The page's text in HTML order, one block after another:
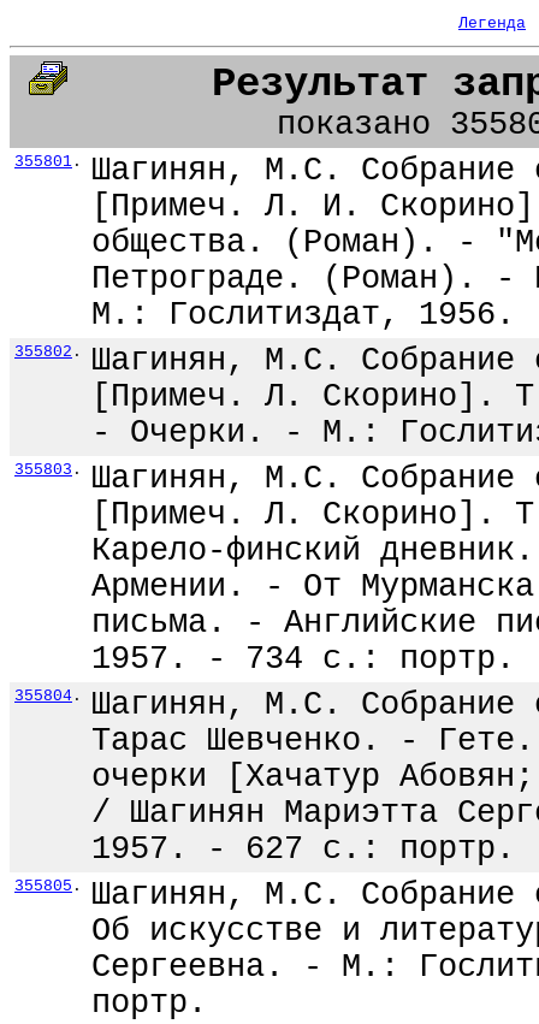
Легенда
Результат
показано
355801 .
Шагинян, М.С.
[Примеч. Л. И.
общества. (Роман). -
Петрограде. (Роман).
М.: Гослитиздат,
355802 .
Шагинян, М.С.
[Примеч. Л. Скорино].
- Очерки. - М.:
355803 .
Шагинян, М.С.
[Примеч. Л. Скорино].
Карело-финский
Армении. - От
письма. - Английские
1957. - 734 с.: портр.
355804 .
Шагинян, М.С.
Тарас Шевченко. - Гете.
очерки [Хачатур
/ Шагинян Мариэтта
1957. - 627 с.: портр.
355805 .
Шагинян, М.С.
Об искусстве и
Сергеевна. - М.:
портр.